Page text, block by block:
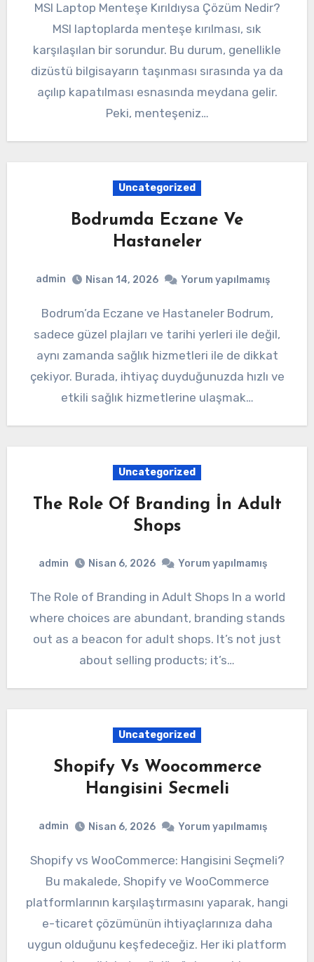
MSI Laptop Menteşe Kırıldıysa Çözüm Nedir?
MSI laptoplarda menteşe kırılması, sık
karşılaşılan bir sorundur. Bu durum, genellikle
dizüstü bilgisayarın taşınması sırasında ya da
açılıp kapatılması esnasında meydana gelir.
Peki, menteşeniz…
Uncategorized
Bodrumda Eczane Ve
Hastaneler
admin Nisan 14, 2026 Yorum yapılmamış
Bodrum’da Eczane ve Hastaneler Bodrum,
sadece güzel plajları ve tarihi yerleri ile değil,
aynı zamanda sağlık hizmetleri ile de dikkat
çekiyor. Burada, ihtiyaç duyduğunuzda hızlı ve
etkili sağlık hizmetlerine ulaşmak…
Uncategorized
The Role Of Branding İn Adult
Shops
admin Nisan 6, 2026 Yorum yapılmamış
The Role of Branding in Adult Shops In a world
where choices are abundant, branding stands
out as a beacon for adult shops. It’s not just
about selling products; it’s…
Uncategorized
Shopify Vs Woocommerce
Hangisini Secmeli
admin Nisan 6, 2026 Yorum yapılmamış
Shopify vs WooCommerce: Hangisini Seçmeli?
Bu makalede, Shopify ve WooCommerce
platformlarının karşılaştırmasını yaparak, hangi
e-ticaret çözümünün ihtiyaçlarınıza daha
uygun olduğunu keşfedeceğiz. Her iki platform